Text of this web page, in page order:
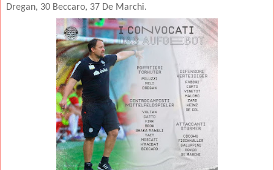
Dregan, 30 Beccaro, 37 De Marchi.